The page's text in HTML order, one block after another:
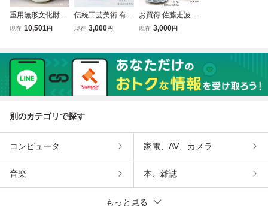
重用無形文化財保
持者 人間国宝 井
人作 共箱 高さ39.
8cm × 幅29cm 保
管品 本物保証
現在 10,501円
伝統工芸美術 有田
焼 勝右衛門 作 豪
鳥紋 めだか鉢 大
鉢 水連鉢 サイズ
径53cm × 25.8cm
重量8.8k
現在 3,000円
お買得 佐藤走波
作 五代 六代 染錦
皿 花瓶 まとめて
走波 ５点セット
名工品 未使用 栞
保管品 日本製
現在 3,000円
別のカテゴリで探す
コンピュータ 家電、AV、カメラ
音楽 本、雑誌
もっと見る